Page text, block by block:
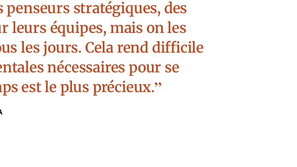
stratégiques, des
leurs équipes, mais on les
les jours. Cela rend difficile
nécessaires pour se
est le plus précieux.